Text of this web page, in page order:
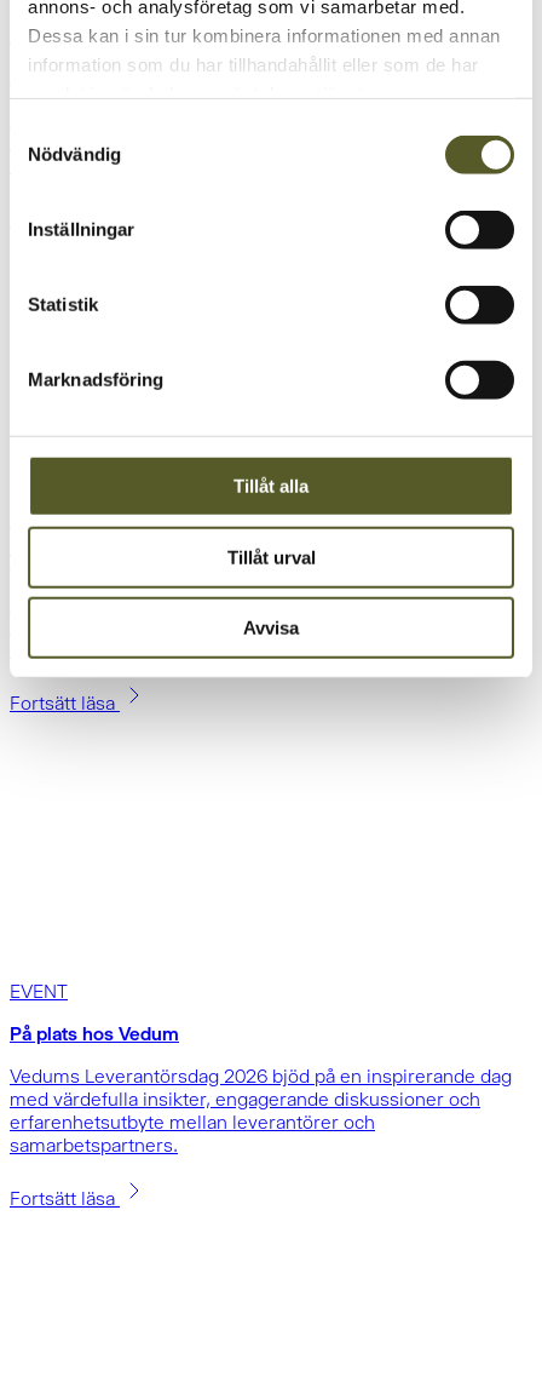
annons- och analysföretag som vi samarbetar med.
Dessa kan i sin tur kombinera informationen med annan
information som du har tillhandahållit eller som de har
Nödvändig
Inställningar
Statistik
Marknadsföring
Tillåt alla
Tillåt urval
Avvisa
EVENT
IMA på Campus 2026
deltog på Elkjøp / Epoq Campus 2026 i Oslo tillsammans
med team från hela Norden.
Fortsätt läsa
EVENT
Tillsammans med Beslag Design
Beslag Design som är vår partner på den svenska
marknaden bjöd in till en dag fylld av inspiration,
kunskapsutbyte och branschinsikter.
Fortsätt läsa
EVENT
På plats hos Vedum
Vedums Leverantörsdag 2026 bjöd på en inspirerande dag
med värdefulla insikter, engagerande diskussioner och
erfarenhetsutbyte mellan leverantörer och
samarbetspartners.
Fortsätt läsa